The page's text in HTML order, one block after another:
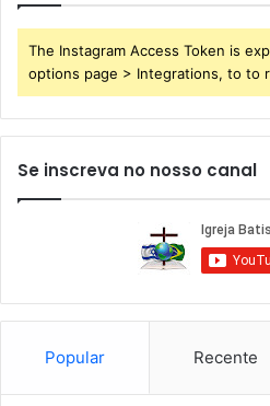
The Instagram Access Token is
options page > Integrations, to to
Se inscreva no nosso canal
Popular Recente